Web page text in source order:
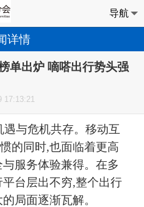
导航
详情
单出炉 嘀嗒出行势头强
17:13:21
与危机共存。移动互
的同时,也面临着更高
服务体验兼得。在多
台层出不穷,整个出行
局面逐渐瓦解。